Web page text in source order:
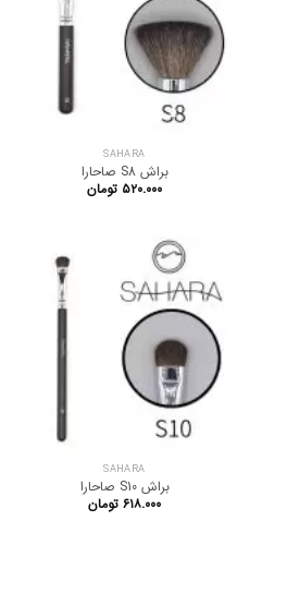
SAHARA
براش S8 صاحارا
۵۲۰.۰۰۰ تومان
SAHARA
براش S10 صاحارا
۶۱۸.۰۰۰ تومان